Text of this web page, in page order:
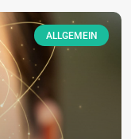
ALLGEMEIN